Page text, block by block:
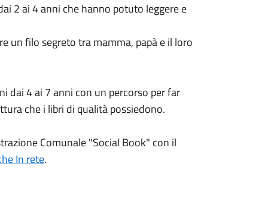
2 ai 4 anni che hanno potuto leggere e
un filo segreto tra mamma, papà e il loro
dai 4 ai 7 anni con un percorso per far
che i libri di qualità possiedono.
Comunale "Social Book" con il
In rete.